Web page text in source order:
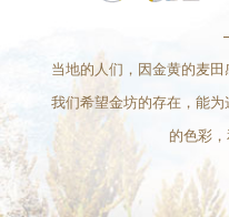
当地的人们，因金黄的麦田
我们希望金坊的存在，能为
的色彩，